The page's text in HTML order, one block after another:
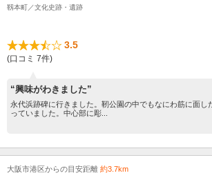
靱本町／文化史跡・遺跡
3.5
(口コミ 7件)
“興味がわきました”
永代浜跡碑に行きました。靭公園の中でもなにわ筋に面し
っていました。中心部に彫...
大阪市港区からの目安距離 約3.7km